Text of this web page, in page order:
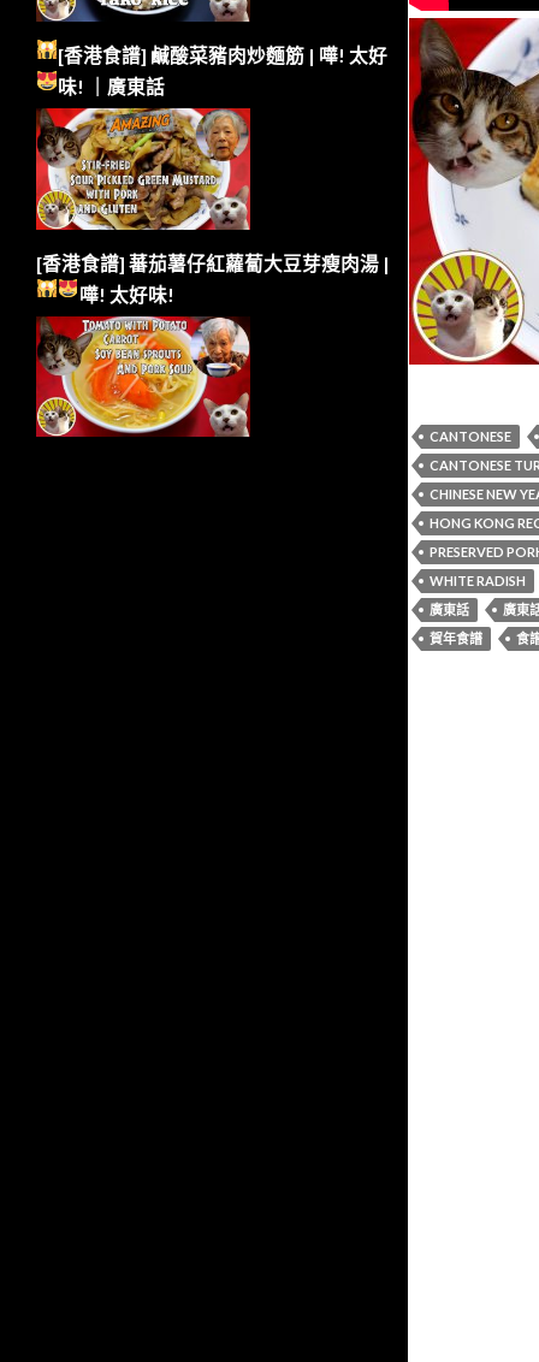
CANTONESE
CANTONESE
CHINESE NEW
HONG KONG
PRESERVED
WHITE RADISH
廣東話
廣東
賀年食譜
食
[香港食譜] 鹹酸菜豬肉炒麵筋 | 嘩! 太好
味!
｜廣東話
[香港食譜] 蕃茄薯仔紅蘿蔔大豆芽瘦肉湯 |
嘩! 太好味!